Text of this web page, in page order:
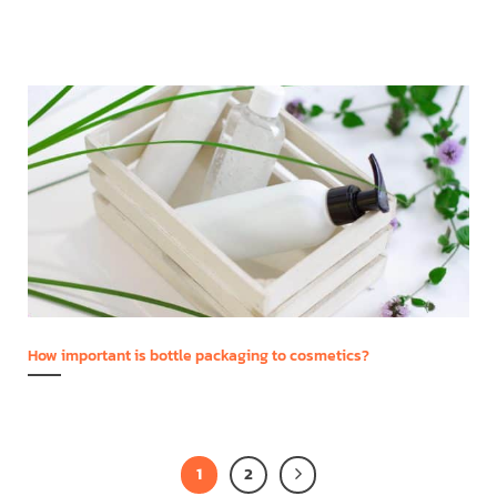
How important is bottle packaging to cosmetics?
1 2